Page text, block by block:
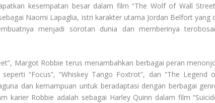
kesempatan besar dalam film “The Wolf of Wall
Naomi Lapaglia, istri karakter utama Jordan Belfort yang
menjadi sorotan dunia dan memberinya
Margot Robbie terus menambahkan berbagai peran
“Focus”, “Whiskey Tango Foxtrot”, dan “The Legend
dan kemampuan untuk beradaptasi dengan berbagai
karier Robbie adalah sebagai Harley Quinn dalam film